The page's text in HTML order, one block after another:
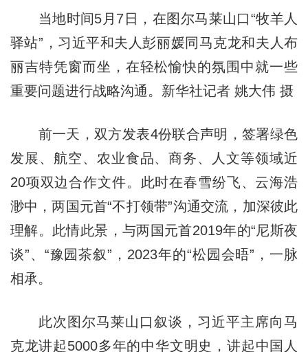
当地时间5月7日，在图尔马莱山口“牧羊人
驿站”，习近平和夫人彭丽媛同马克龙和夫人布
丽吉特凭窗而坐，在轻松愉快的氛围中就一些
重要问题进行战略沟通。新华社记者 姚大伟 摄
前一天，双方发表4份联合声明，签署绿色
发展、航空、农业食品、商务、人文等领域近
20项双边合作文件。此时在春雪纷飞、云海浩
渺中，两国元首“不打领带”沟通交流，加深彼此
理解。此情此景，与两国元首2019年的“尼斯夜
谈”、“豫园茶叙”，2023年的“松园会晤”，一脉
相承。
此次图尔马莱山口叙谈，习近平主席向马
克龙讲起5000多年的中华文明史，讲起中国人